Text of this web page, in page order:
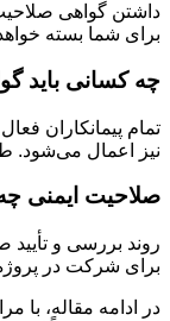
داشتن گواهی
برای شما بسته
چه کسانی باید
تمام پیمانکاران
نیز اعمال می‌شود.
صلاحیت ایمنی چه
روند بررسی و تأیید
برای شرکت در
در ادامه مقاله،